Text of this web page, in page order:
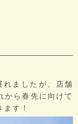
ましたが、店舗
から春先に向けて
す！